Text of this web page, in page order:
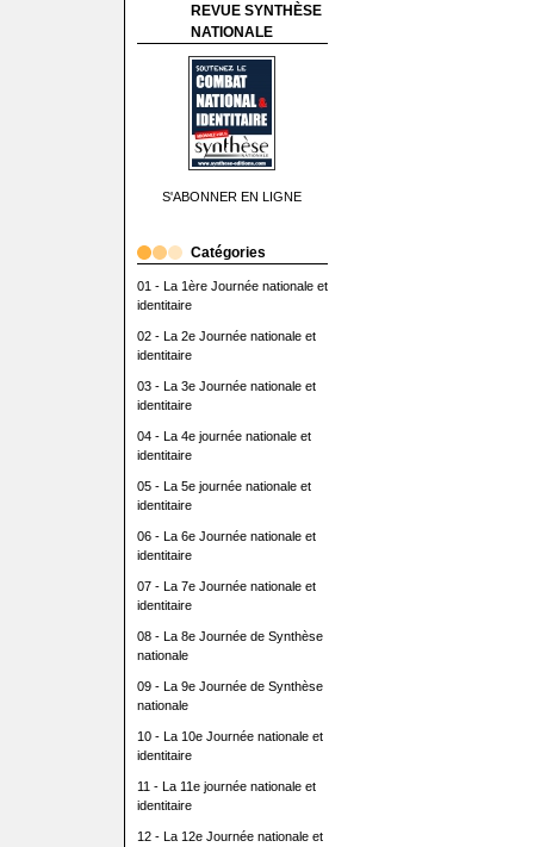
REVUE SYNTHÈSE
NATIONALE
S'ABONNER EN LIGNE
Catégories
01 - La 1ère Journée nationale et
identitaire
02 - La 2e Journée nationale et
identitaire
03 - La 3e Journée nationale et
identitaire
04 - La 4e journée nationale et
identitaire
05 - La 5e journée nationale et
identitaire
06 - La 6e Journée nationale et
identitaire
07 - La 7e Journée nationale et
identitaire
08 - La 8e Journée de Synthèse
nationale
09 - La 9e Journée de Synthèse
nationale
10 - La 10e Journée nationale et
identitaire
11 - La 11e journée nationale et
identitaire
12 - La 12e Journée nationale et